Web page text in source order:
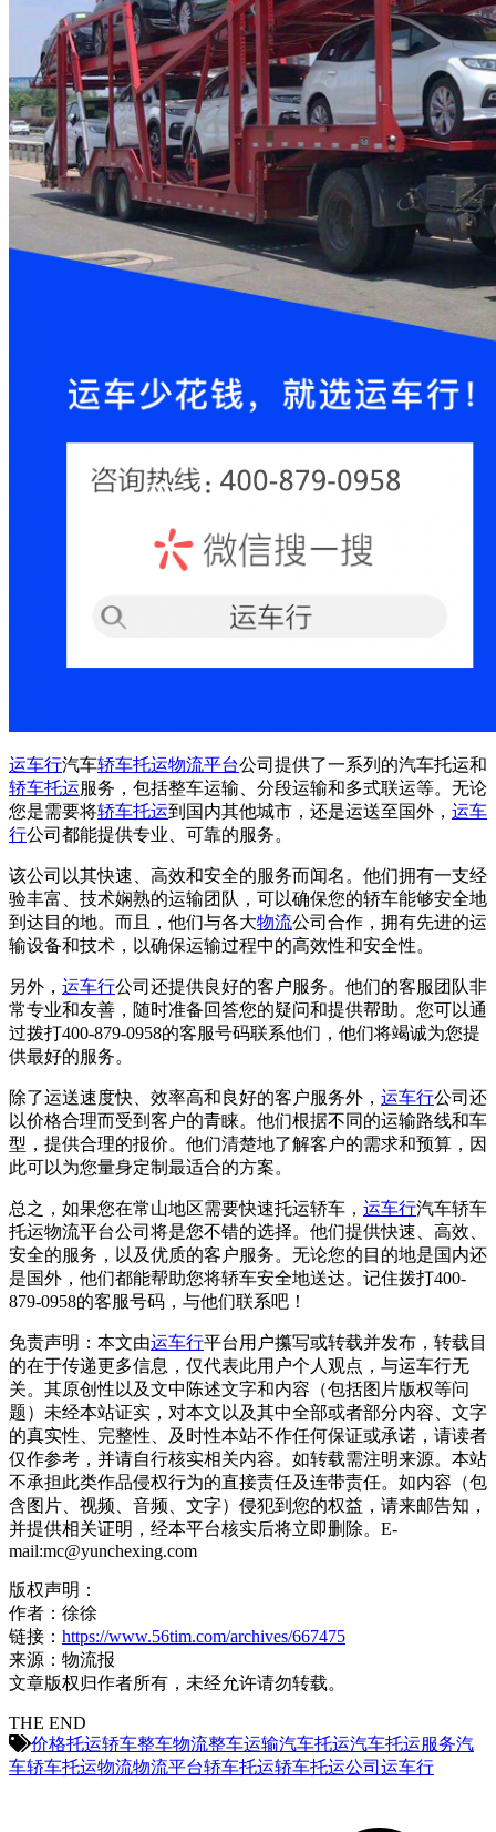
运车行汽车轿车托运物流平台公司提供了一系列的汽车托运和
轿车托运服务，包括整车运输、分段运输和多式联运等。无论
您是需要将轿车托运到国内其他城市，还是运送至国外， 运车
行公司都能提供专业、可靠的服务。
该公司以其快速、高效和安全的服务而闻名。他们拥有一支经
验丰富、技术娴熟的运输团队，可以确保您的轿车能够安全地
到达目的地。而且，他们与各大物流公司合作，拥有先进的运
输设备和技术，以确保运输过程中的高效性和安全性。
另外， 运车行公司还提供良好的客户服务。他们的客服团队非
常专业和友善，随时准备回答您的疑问和提供帮助。您可以通
过拨打400-879-0958的客服号码联系他们，他们将竭诚为您提
供最好的服务。
除了运送速度快、效率高和良好的客户服务外， 运车行公司还
以价格合理而受到客户的青睐。他们根据不同的运输路线和车
型，提供合理的报价。他们清楚地了解客户的需求和预算，因
此可以为您量身定制最适合的方案。
总之，如果您在常山地区需要快速托运轿车， 运车行汽车轿车
托运物流平台公司将是您不错的选择。他们提供快速、高效、
安全的服务，以及优质的客户服务。无论您的目的地是国内还
是国外，他们都能帮助您将轿车安全地送达。记住拨打400-
879-0958的客服号码，与他们联系吧！
免责声明：本文由运车行平台用户攥写或转载并发布，转载目
的在于传递更多信息，仅代表此用户个人观点，与运车行无
关。其原创性以及文中陈述文字和内容（包括图片版权等问
题）未经本站证实，对本文以及其中全部或者部分内容、文字
的真实性、完整性、及时性本站不作任何保证或承诺，请读者
仅作参考，并请自行核实相关内容。如转载需注明来源。本站
不承担此类作品侵权行为的直接责任及连带责任。如内容（包
含图片、视频、音频、文字）侵犯到您的权益，请来邮告知，
并提供相关证明，经本平台核实后将立即删除。E-
mail:mc@yunchexing.com
版权声明：
作者：徐徐
链接： https://www.56tim.com/archives/667475
来源：物流报
文章版权归作者所有，未经允许请勿转载。
THE END
价格托运轿车整车物流整车运输汽车托运汽车托运服务汽
车轿车托运物流物流平台轿车托运轿车托运公司 运车行